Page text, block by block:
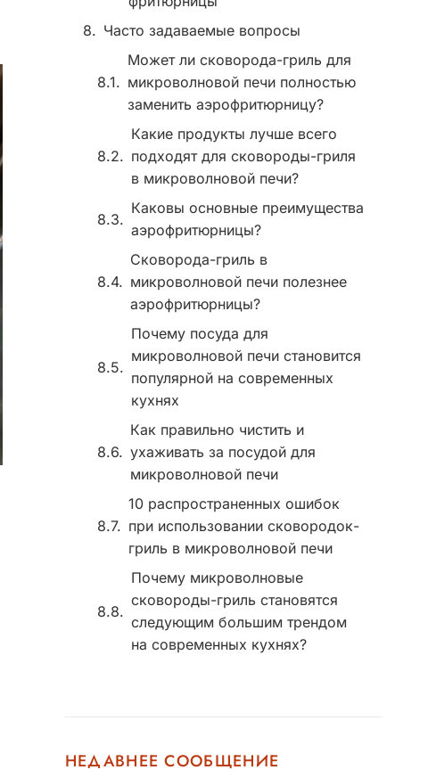
Часто задаваемые вопросы
Может ли сковорода-гриль для
микроволновой печи полностью
заменить аэрофритюрницу?
Какие продукты лучше всего
подходят для сковороды-гриля
в микроволновой печи?
Каковы основные преимущества
аэрофритюрницы?
Сковорода-гриль в
микроволновой печи полезнее
аэрофритюрницы?
Почему посуда для
микроволновой печи становится
популярной на современных
кухнях
Как правильно чистить и
ухаживать за посудой для
микроволновой печи
10 распространенных ошибок
при использовании сковородок-
гриль в микроволновой печи
Почему микроволновые
сковороды-гриль становятся
следующим большим трендом
на современных кухнях?
НЕДАВНЕЕ СООБЩЕНИЕ